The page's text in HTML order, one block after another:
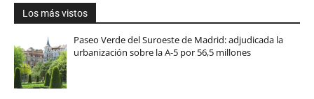
Los más vistos
Paseo Verde del Suroeste de Madrid: adjudicada la
urbanización sobre la A-5 por 56,5 millones